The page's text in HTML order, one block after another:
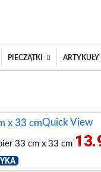
PIECZĄTKI
Quick View
33 cm x 33 cm